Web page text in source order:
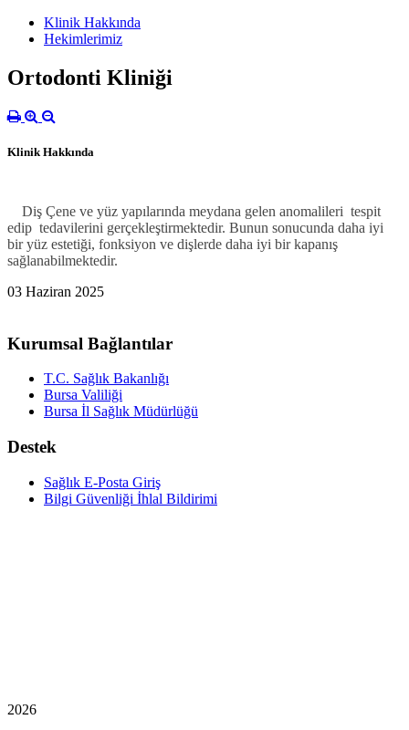
Klinik Hakkında
Hekimlerimiz
Ortodonti Kliniği
Klinik Hakkında
Diş Çene ve yüz yapılarında meydana gelen anomalileri tespit
edip tedavilerini gerçekleştirmektedir. Bunun sonucunda daha iyi
bir yüz estetiği, fonksiyon ve dişlerde daha iyi bir kapanış
sağlanabilmektedir.
03 Haziran 2025
Kurumsal Bağlantılar
T.C. Sağlık Bakanlığı
Bursa Valiliği
Bursa İl Sağlık Müdürlüğü
Destek
Sağlık E-Posta Giriş
Bilgi Güvenliği İhlal Bildirimi
2026